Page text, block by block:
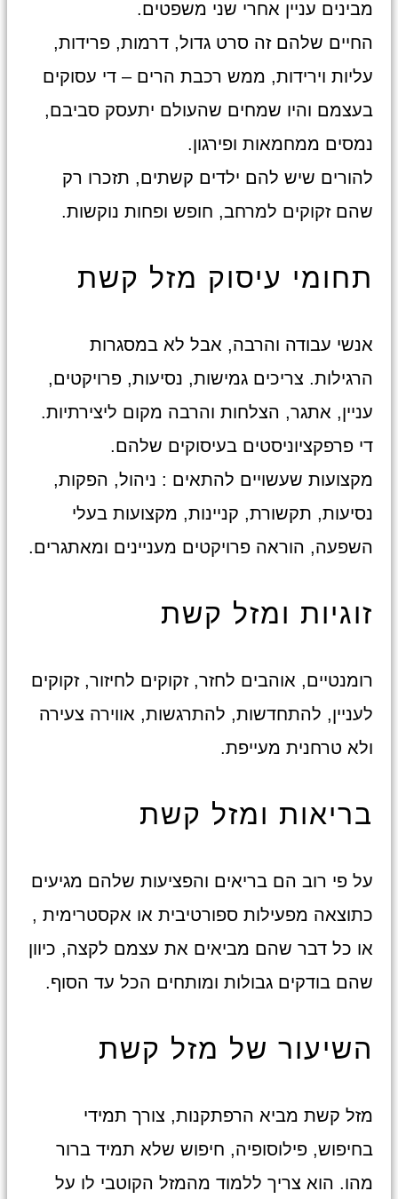
מבינים עניין אחרי שני משפטים.
החיים שלהם זה סרט גדול, דרמות, פרידות,
עליות וירידות, ממש רכבת הרים – די עסוקים
בעצמם והיו שמחים שהעולם יתעסק סביבם,
נמסים ממחמאות ופירגון.
להורים שיש להם ילדים קשתים, תזכרו רק
שהם זקוקים למרחב, חופש ופחות נוקשות.
תחומי עיסוק מזל קשת
אנשי עבודה והרבה, אבל לא במסגרות
הרגילות. צריכים גמישות, נסיעות, פרויקטים,
עניין, אתגר, הצלחות והרבה מקום ליצירתיות.
די פרפקציוניסטים בעיסוקים שלהם.
מקצועות שעשויים להתאים : ניהול, הפקות,
נסיעות, תקשורת, קניינות, מקצועות בעלי
השפעה, הוראה פרויקטים מעניינים ומאתגרים.
זוגיות ומזל קשת
רומנטיים, אוהבים לחזר, זקוקים לחיזור, זקוקים
לעניין, להתחדשות, להתרגשות, אווירה צעירה
ולא טרחנית מעייפת.
בריאות ומזל קשת
על פי רוב הם בריאים והפציעות שלהם מגיעים
כתוצאה מפעילות ספורטיבית או אקסטרימית ,
או כל דבר שהם מביאים את עצמם לקצה, כיוון
שהם בודקים גבולות ומותחים הכל עד הסוף.
השיעור של מזל קשת
מזל קשת מביא הרפתקנות, צורך תמידי
בחיפוש, פילוסופיה, חיפוש שלא תמיד ברור
מהו. הוא צריך ללמוד מהמזל הקוטבי לו על